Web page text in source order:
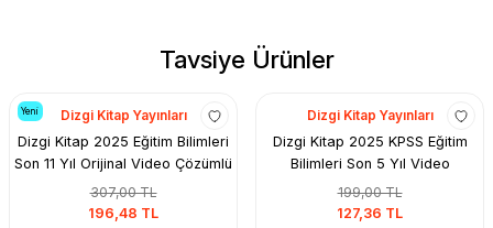
Tavsiye Ürünler
Dizgi Kitap Yayınları
Dizgi Kitap 2025 Eğitim Bilimleri
Son 11 Yıl Orijinal Video Çözümlü
Çıkmış Sınav Soruları
196,48 TL
307,00 TL
Dizgi Kitap Yayınları
Dizgi Kitap 2025 KPSS Eğitim
Bilimleri Son 5 Yıl Video
Çözümlü Çıkmış Sorular
127,36 TL
199,00 TL